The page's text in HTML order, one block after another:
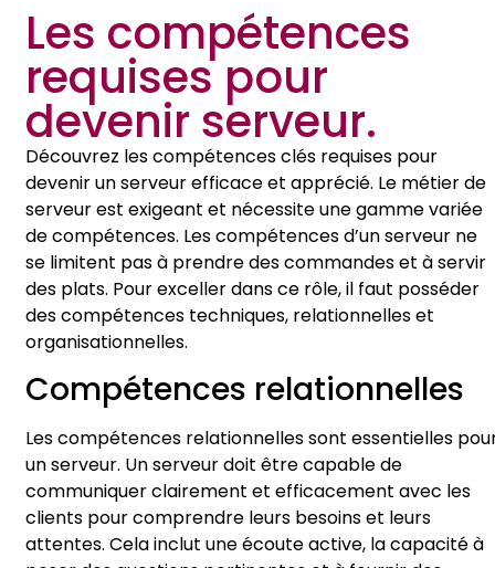
Les compétences
requises pour
devenir serveur.
Découvrez les compétences clés requises pour
devenir un serveur efficace et apprécié. Le métier de
serveur est exigeant et nécessite une gamme variée
de compétences. Les compétences d’un serveur ne
se limitent pas à prendre des commandes et à servir
des plats. Pour exceller dans ce rôle, il faut posséder
des compétences techniques, relationnelles et
organisationnelles.
Compétences relationnelles
Les compétences relationnelles sont essentielles
un serveur. Un serveur doit être capable de
communiquer clairement et efficacement avec les
clients pour comprendre leurs besoins et leurs
attentes. Cela inclut une écoute active, la capacité à